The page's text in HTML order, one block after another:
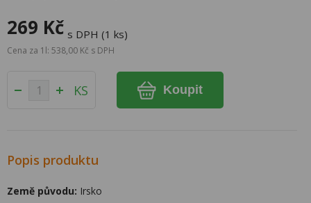
269 Kč s DPH (1 ks)
Cena za 1l: 538,00 Kč s DPH
KS Koupit
Popis produktu
Země původu: Irsko